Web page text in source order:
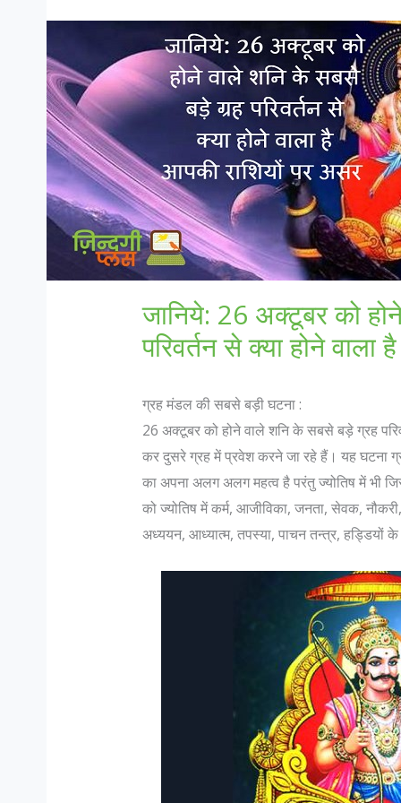
जानिये: 26 अक्टूबर को
परिवर्तन से क्या होने
ग्रह मंडल की सबसे बड़ी घटना :
26 अक्टूबर को होने वाले शनि के सबसे बड़े ग्रह
कर दुसरे ग्रह में प्रवेश करने जा रहे हैं। यह घटना
का अपना अलग अलग महत्व है परंतु ज्योतिष में भी
को ज्योतिष में कर्म, आजीविका, जनता, सेवक,
अध्ययन, आध्यात्म, तपस्या, पाचन तन्त्र, हड्डियों